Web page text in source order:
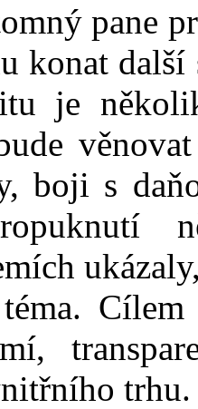
pane
konat
je
boji s
trhu.